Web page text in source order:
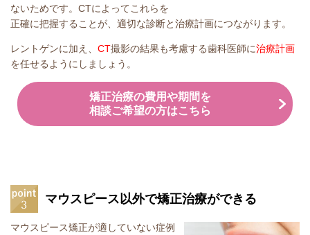
ないためです。CTによってこれらを
正確に把握することが、適切な診断と治療計画につながります。
レントゲンに加え、 CT撮影の結果も考慮する歯科医師に治療計画
を任せるようにしましょう。
矯正治療の費用や期間を
相談ご希望の方はこちら
マウスピース以外で矯正治療ができる
マウスピース矯正が適していない症例